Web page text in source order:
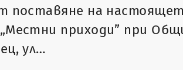
поставяне на
приходи” при
ул…